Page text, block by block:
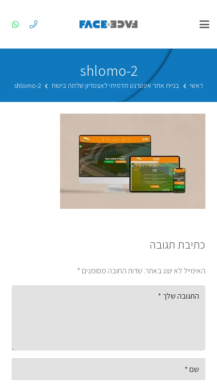
shlomo-2
ראשי בניית אתר אינטרנט תדמיתי לאצטדיון שלמה ביטוח shlomo-2
כתיבת תגובה
האימייל לא יוצג באתר. שדות החובה מסומנים *